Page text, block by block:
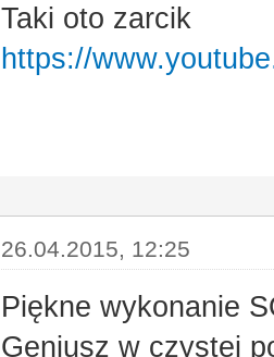
Taki oto zarcik
https://
26.04.2015, 12:25
Piękne wykonanie
Geniusz w czystej